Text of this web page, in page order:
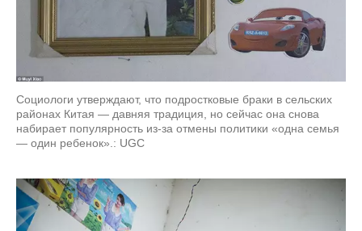
Социологи утверждают, что подростковые браки в сельских
районах Китая — давняя традиция, но сейчас она снова
набирает популярность из-за отмены политики «одна семья
— один ребенок».: UGC